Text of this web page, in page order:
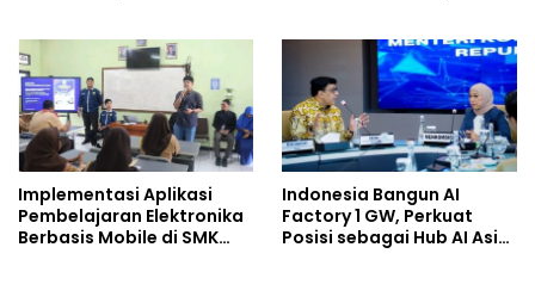
Berkebutuhan Khusus
Implementasi Aplikasi
Pembelajaran Elektronika
Berbasis Mobile di SMK
Indonesia Bangun AI
Factory 1 GW, Perkuat
Posisi sebagai Hub AI Asia